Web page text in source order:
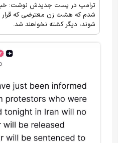
ترامپ در پست جدیدش نوشت:
شدم که هشت زن معترضی که قرار
شوند، دیگر کشته نخواهند شد.